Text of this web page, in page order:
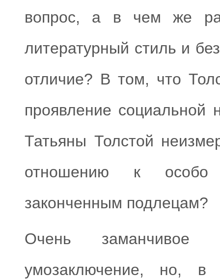
вопрос, а в чем же
литературный стиль и
отличие? В том, что
проявление социальной
Татьяны Толстой
отношению к особо
законченным подлецам?
Очень заманчивое
умозаключение, но, в